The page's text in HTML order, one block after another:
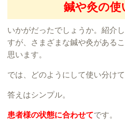
鍼や灸の使
いかがだったでしょうか。紹介
すが、さまざまな鍼や灸がある
思います。
では、どのようにして使い分け
答えはシンプル。
患者様の状態に合わせてです。